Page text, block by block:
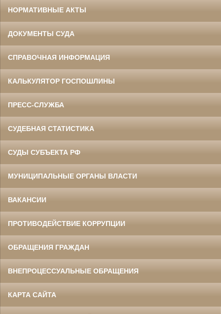
НОРМАТИВНЫЕ АКТЫ
ДОКУМЕНТЫ СУДА
СПРАВОЧНАЯ ИНФОРМАЦИЯ
КАЛЬКУЛЯТОР ГОСПОШЛИНЫ
ПРЕСС-СЛУЖБА
СУДЕБНАЯ СТАТИСТИКА
СУДЫ СУБЪЕКТА РФ
МУНИЦИПАЛЬНЫЕ ОРГАНЫ ВЛАСТИ
ВАКАНСИИ
ПРОТИВОДЕЙСТВИЕ КОРРУПЦИИ
ОБРАЩЕНИЯ ГРАЖДАН
ВНЕПРОЦЕССУАЛЬНЫЕ ОБРАЩЕНИЯ
КАРТА САЙТА